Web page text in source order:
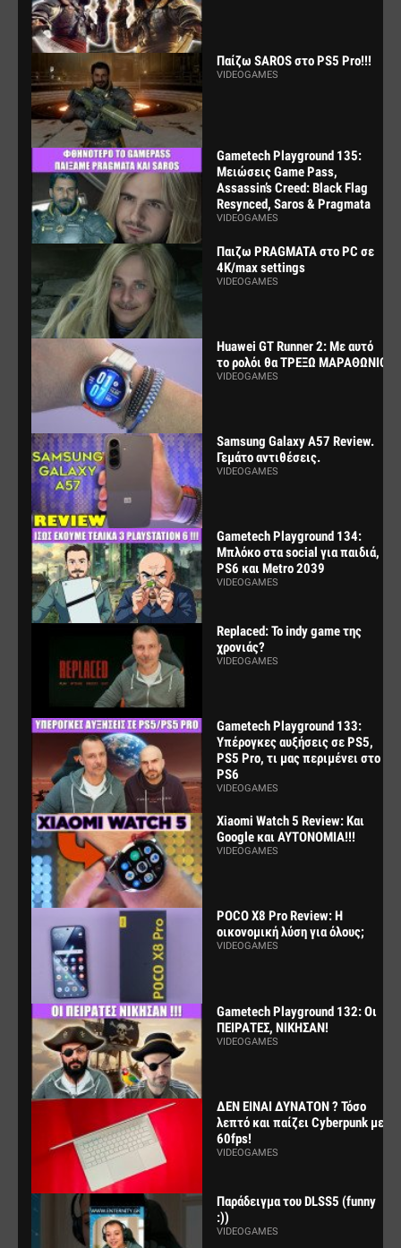
Παίζω SAROS στο PS5 Pro!!!
VIDEOGAMES
Gametech Playground 135:
Μειώσεις Game Pass,
Assassin’s Creed: Black Flag
Resynced, Saros & Pragmata
VIDEOGAMES
Παιζω PRAGMATA στο PC σε
4K/max settings
VIDEOGAMES
Huawei GT Runner 2: Με αυτό
το ρολόι θα ΤΡΕΞΩ ΜΑΡΑΘΩΝΙΟ
VIDEOGAMES
Samsung Galaxy A57 Review.
Γεμάτο αντιθέσεις.
VIDEOGAMES
Gametech Playground 134:
Μπλόκο στα social για παιδιά,
PS6 και Metro 2039
VIDEOGAMES
Replaced: Το indy game της
χρονιάς?
VIDEOGAMES
Gametech Playground 133:
Υπέρογκες αυξήσεις σε PS5,
PS5 Pro, τι μας περιμένει στο
PS6
VIDEOGAMES
Xiaomi Watch 5 Review: Και
Google και ΑΥΤΟΝΟΜΙΑ!!!
VIDEOGAMES
POCO X8 Pro Review: Η
οικονομική λύση για όλους;
VIDEOGAMES
Gametech Playground 132: Οι
ΠΕΙΡΑΤΕΣ, ΝΙΚΗΣΑΝ!
VIDEOGAMES
ΔΕΝ ΕΙΝΑΙ ΔΥΝΑΤΟΝ ? Τόσο
λεπτό και παίζει Cyberpunk με
60fps!
VIDEOGAMES
Παράδειγμα του DLSS5 (funny
:))
VIDEOGAMES